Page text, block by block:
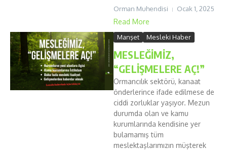
Orman Muhendisi Ocak 1, 2025
Read More
Manşet Mesleki Haber
MESLEĞİMİZ,
“GELİŞMELERE AÇ!”
Ormancılık sektörü, kanaat
önderlerince ifade edilmese de
ciddi zorluklar yaşıyor. Mezun
durumda olan ve kamu
kurumlarında kendisine yer
bulamamış tüm
meslektaşlarımızın müşterek